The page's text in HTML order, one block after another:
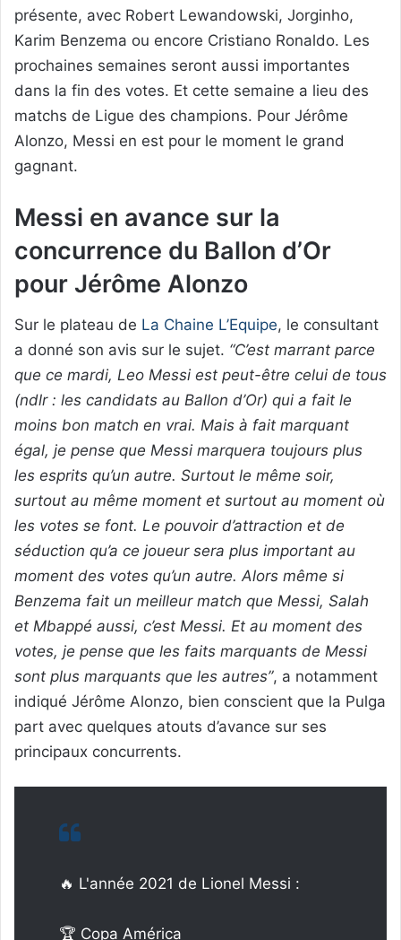
présente, avec Robert Lewandowski, Jorginho,
Karim Benzema ou encore Cristiano Ronaldo. Les
prochaines semaines seront aussi importantes
dans la fin des votes. Et cette semaine a lieu des
matchs de Ligue des champions. Pour Jérôme
Alonzo, Messi en est pour le moment le grand
gagnant.
Messi en avance sur la
concurrence du Ballon d’Or
pour Jérôme Alonzo
Sur le plateau de La Chaine L’Equipe, le consultant
a donné son avis sur le sujet. “C’est marrant parce
que ce mardi, Leo Messi est peut-être celui de tous
(ndlr : les candidats au Ballon d’Or) qui a fait le
moins bon match en vrai. Mais à fait marquant
égal, je pense que Messi marquera toujours plus
les esprits qu’un autre. Surtout le même soir,
surtout au même moment et surtout au moment où
les votes se font. Le pouvoir d’attraction et de
séduction qu’a ce joueur sera plus important au
moment des votes qu’un autre. Alors même si
Benzema fait un meilleur match que Messi, Salah
et Mbappé aussi, c’est Messi. Et au moment des
votes, je pense que les faits marquants de Messi
sont plus marquants que les autres”, a notamment
indiqué Jérôme Alonzo, bien conscient que la Pulga
part avec quelques atouts d’avance sur ses
principaux concurrents.
🔥 L'année 2021 de Lionel Messi :
🏆 Copa América